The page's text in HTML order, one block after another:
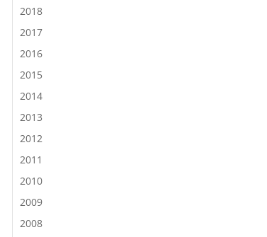
2018
2017
2016
2015
2014
2013
2012
2011
2010
2009
2008